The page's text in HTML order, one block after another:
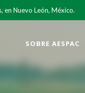
en Nuevo León, México.
SOBRE AESPAC